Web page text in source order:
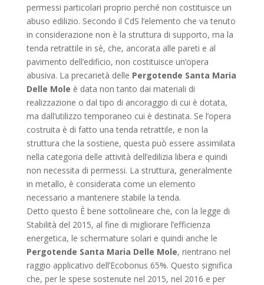
permessi particolari proprio perché non costituisce un
abuso edilizio. Secondo il CdS l’elemento che va tenuto
in considerazione non è la struttura di supporto, ma la
tenda retrattile in sè, che, ancorata alle pareti e al
pavimento dell’edificio, non costituisce un’opera
abusiva. La precarietà delle Pergotende Santa Maria
Delle Mole è data non tanto dai materiali di
realizzazione o dal tipo di ancoraggio di cui è dotata,
ma dall’utilizzo temporaneo cui è destinata. Se l’opera
costruita è di fatto una tenda retrattile, e non la
struttura che la sostiene, questa può essere assimilata
nella categoria delle attività dell’edilizia libera e quindi
non necessita di permessi. La struttura, generalmente
in metallo, è considerata come un elemento
necessario a mantenere stabile la tenda.
Detto questo È bene sottolineare che, con la legge di
Stabilità del 2015, al fine di migliorare l’efficienza
energetica, le schermature solari e quindi anche le
Pergotende Santa Maria Delle Mole, rientrano nel
raggio applicativo dell’Ecobonus 65%. Questo significa
che, per le spese sostenute nel 2015, nel 2016 e per